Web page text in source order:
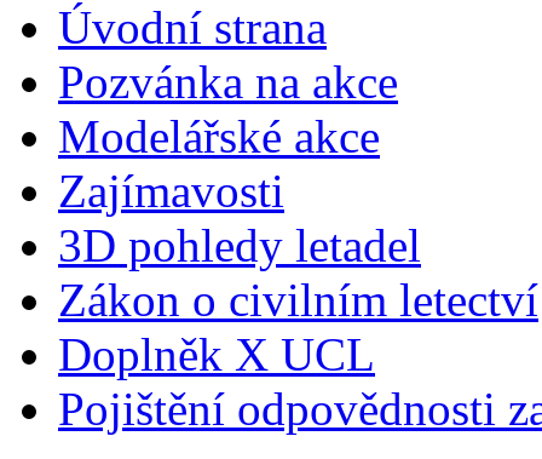
Úvodní strana
Pozvánka na akce
Modelářské akce
Zajímavosti
3D pohledy letadel
Zákon o civilním letectví
Doplněk X UCL
Pojištění odpovědnosti